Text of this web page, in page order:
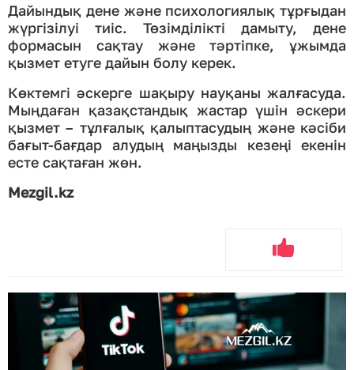
Дайындық дене және психологиялық тұрғыдан
жүргізілуі тиіс. Төзімділікті дамыту, дене
формасын сақтау және тәртіпке, ұжымда
қызмет етуге дайын болу керек.
Көктемгі әскерге шақыру науқаны жалғасуда.
Мыңдаған қазақстандық жастар үшін әскери
қызмет – тұлғалық қалыптасудың және кәсіби
бағыт-бағдар алудың маңызды кезеңі екенін
есте сақтаған жөн.
Mezgil.kz